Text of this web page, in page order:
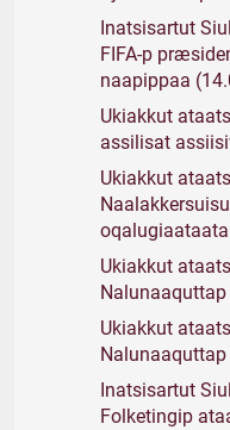
Inatsisartut
FIFA-p
naapippaa
Ukiakkut
assilisat
Ukiakkut
Ukiakkut
Ukiakkut
Inatsisartut
Folketingip